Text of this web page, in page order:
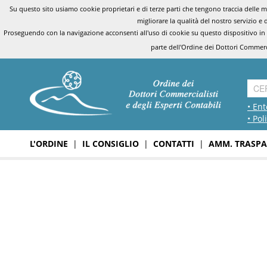
Su questo sito usiamo cookie proprietari e di terze parti che tengono traccia
migliorare la qualità del nostro servizio e
Proseguendo con la navigazione acconsenti all'uso di cookie su questo dispositivo
parte dell'Ordine dei Dottori
•
•
L'ORDINE | IL CONSIGLIO | CONTATTI | AMM.